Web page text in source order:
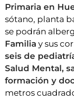
Primaria en
sótano, planta
se podrán
Familia y sus
seis de
Salud Mental,
formación y
metros